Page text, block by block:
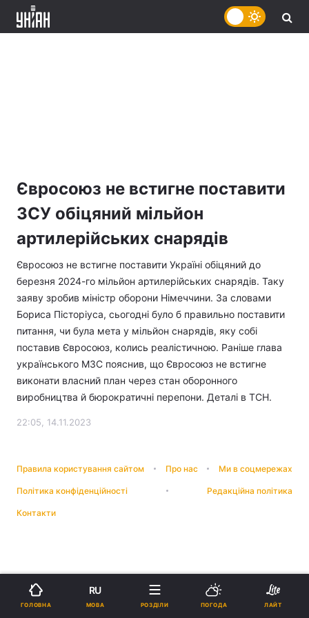
Євросоюз не встигне поставити
ЗСУ обіцяний мільйон
артилерійських снарядів
Євросоюз не встигне поставити Україні обіцяний до
березня 2024-го мільйон артилерійських снарядів. Таку
заяву зробив міністр оборони Німеччини. За словами
Бориса Пісторіуса, сьогодні було б правильно поставити
питання, чи була мета у мільйон снарядів, яку собі
поставив Євросоюз, колись реалістичною. Раніше глава
українського МЗС пояснив, що Євросоюз не встигне
виконати власний план через стан оборонного
виробництва й бюрократичні перепони. Деталі в ТСН.
22:05, 14.11.2023
Правила користування сайтом Про нас Ми в соцмережах
Політика конфіденційності Редакційна політика
Контакти
ГОЛОВНА
RU
МОВА РОЗДІЛИ ПОГОДА ЛАЙТ